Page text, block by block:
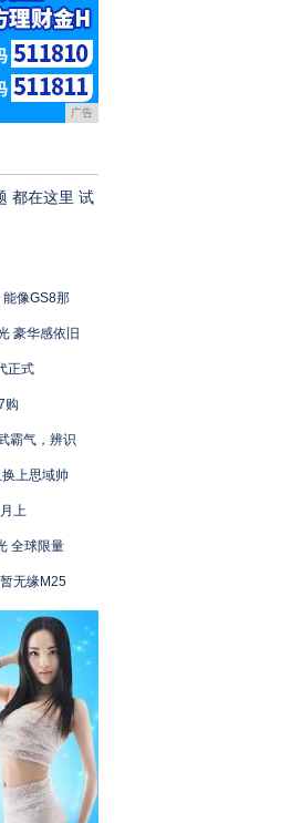
广告
都在这里 试
像GS8那
豪华感依旧
正式
购
霸气，辨识
上思域帅
上
全球限量
无缘M25